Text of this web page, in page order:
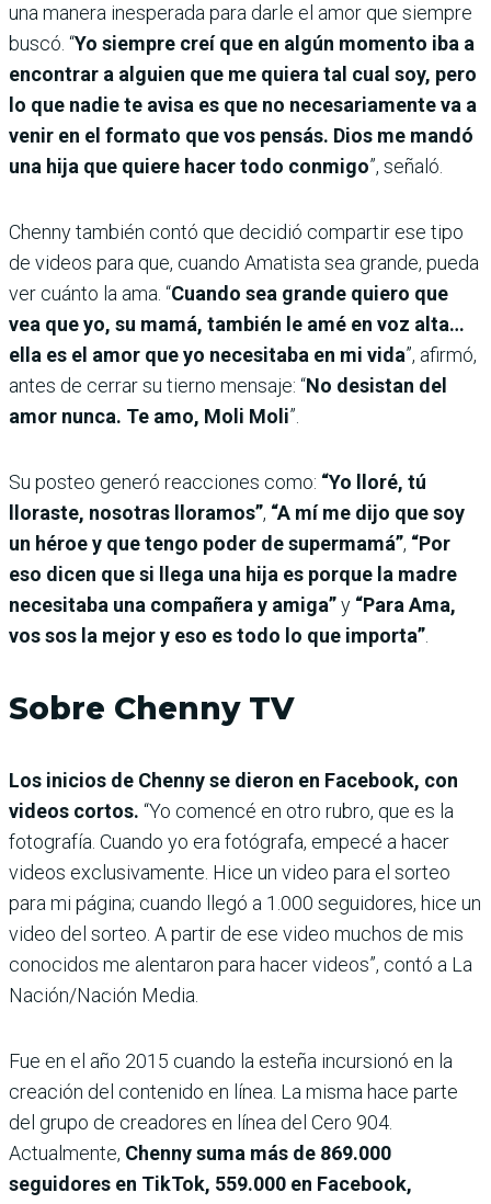
una manera inesperada para darle el amor que siempre
buscó. “Yo siempre creí que en algún momento iba a
encontrar a alguien que me quiera tal cual soy, pero
lo que nadie te avisa es que no necesariamente va a
venir en el formato que vos pensás. Dios me mandó
una hija que quiere hacer todo conmigo”, señaló.
Chenny también contó que decidió compartir ese tipo
de videos para que, cuando Amatista sea grande, pueda
ver cuánto la ama. “Cuando sea grande quiero que
vea que yo, su mamá, también le amé en voz alta…
ella es el amor que yo necesitaba en mi vida”, afirmó,
antes de cerrar su tierno mensaje: “No desistan del
amor nunca. Te amo, Moli Moli”.
Su posteo generó reacciones como: “Yo lloré, tú
lloraste, nosotras lloramos”, “A mí me dijo que soy
un héroe y que tengo poder de supermamá”, “Por
eso dicen que si llega una hija es porque la madre
necesitaba una compañera y amiga”y “Para Ama,
vos sos la mejor y eso es todo lo que importa”.
Sobre Chenny TV
Los inicios de Chenny se die­ron en Facebook, con
videos cortos. “Yo comencé en otro rubro, que es la
fotografía. Cuando yo era fotógrafa, empecé a hacer
videos exclu­sivamente. Hice un video para el sorteo
para mi página; cuando llegó a 1.000 seguidores, hice un
video del sorteo. A partir de ese video muchos de mis
cono­cidos me alentaron para hacer videos”, contó a La
Nación/Nación Media.
Fue en el año 2015 cuando la esteña incursionó en la
creación del contenido en línea. La misma hace parte
del grupo de creadores en línea del Cero 904.
Actualmente, Chenny suma más de 869.000
seguidores en TikTok, 559.000 en Facebook,